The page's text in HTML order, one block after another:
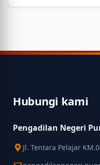
Hubungi kami
Pengadilan Negeri
Jl. Tentara Pelajar